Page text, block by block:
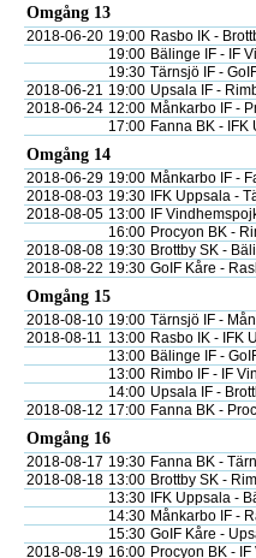
Omgång 13
2018-06-20 19:00 Rasbo IK -
19:00 Bälinge IF - IF
19:30 Tärnsjö IF -
2018-06-21 19:00 Upsala IF -
2018-06-24 12:00 Månkarbo IF -
17:00 Fanna BK - IFK
Omgång 14
2018-06-29 19:00 Månkarbo IF -
2018-08-03 19:30 IFK Uppsala -
2018-08-05 13:00 IF
16:00 Procyon BK -
2018-08-08 19:30 Brottby SK -
2018-08-22 19:30 GoIF Kåre -
Omgång 15
2018-08-10 19:00 Tärnsjö IF -
2018-08-11 13:00 Rasbo IK - IFK
13:00 Bälinge IF -
13:00 Rimbo IF - IF
14:00 Upsala IF -
2018-08-12 17:00 Fanna BK -
Omgång 16
2018-08-17 19:30 Fanna BK -
2018-08-18 13:00 Brottby SK -
13:30
IFK Uppsala -
14:30 Månkarbo IF -
15:30 GoIF Kåre -
2018-08-19 16:00 Procyon BK -